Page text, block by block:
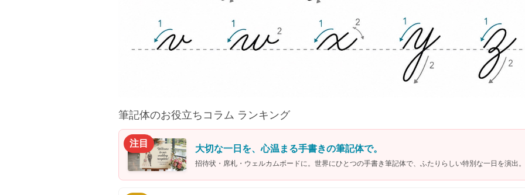
筆記体のお役立ちコラム ランキング
注目
大切な一日を、心温まる手書きの筆記体で。
招待状・席札・ウェルカムボードに。世界にひとつの手書き筆記体で、ふたりらしい特別な一日を演出。